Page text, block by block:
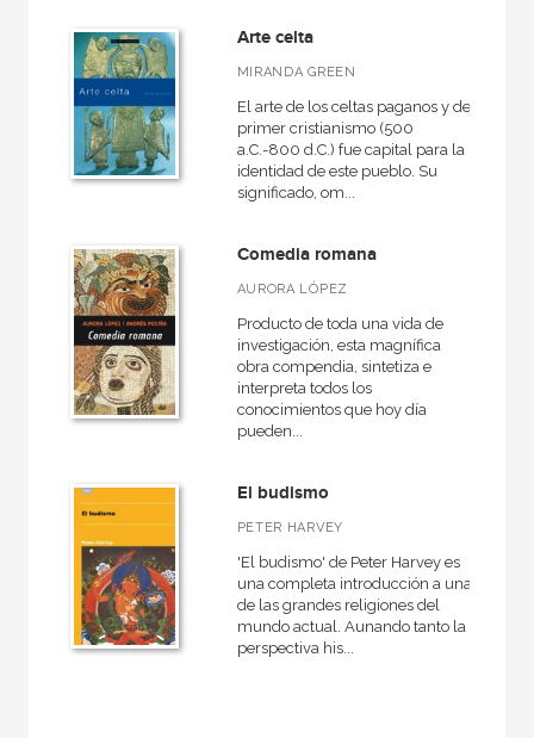
Arte celta
MIRANDA GREEN
El arte de los celtas paganos y del
primer cristianismo (500
a.C.-800 d.C.) fue capital para la
identidad de este pueblo. Su
significado, om...
Comedia romana
AURORA LÓPEZ
Producto de toda una vida de
investigación, esta magnífica
obra compendia, sintetiza e
interpreta todos los
conocimientos que hoy día
pueden...
El budismo
PETER HARVEY
'El budismo' de Peter Harvey es
una completa introducción a una
de las grandes religiones del
mundo actual. Aunando tanto la
perspectiva his...